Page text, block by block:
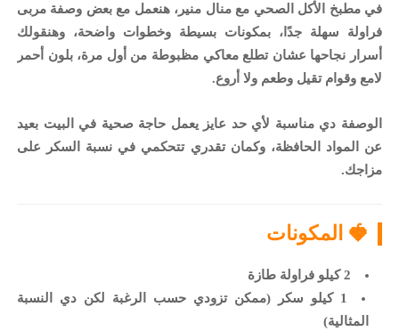
في مطبخ الأكل الصحي مع منال منير، هنعمل مع بعض وصفة مربى
فراولة سهلة جدًا، بمكونات بسيطة وخطوات واضحة، وهنقولك
أسرار نجاحها عشان تطلع معاكي مظبوطة من أول مرة، بلون أحمر
لامع وقوام تقيل وطعم ولا أروع.
الوصفة دي مناسبة لأي حد عايز يعمل حاجة صحية في البيت بعيد
عن المواد الحافظة، وكمان تقدري تتحكمي في نسبة السكر على
مزاجك.
🍓 المكونات
2 كيلو فراولة طازة
1 كيلو سكر (ممكن تزودي حسب الرغبة لكن دي النسبة
المثالية)